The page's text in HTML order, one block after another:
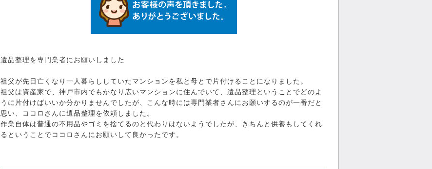
遺品整理を専門業者にお願いしました
祖父が先日亡くなり一人暮らししていたマンションを私と母とで片付けることになりました。
祖父は資産家で、神戸市内でもかなり広いマンションに住んでいて、遺品整理ということでどのよ
うに片付けばいいか分かりませんでしたが、こんな時には専門業者さんにお願いするのが一番だと
思い、ココロさんに遺品整理を依頼しました。
作業自体は普通の不用品やゴミを捨てるのと代わりはないようでしたが、きちんと供養もしてくれ
るということでココロさんにお願いして良かったです。